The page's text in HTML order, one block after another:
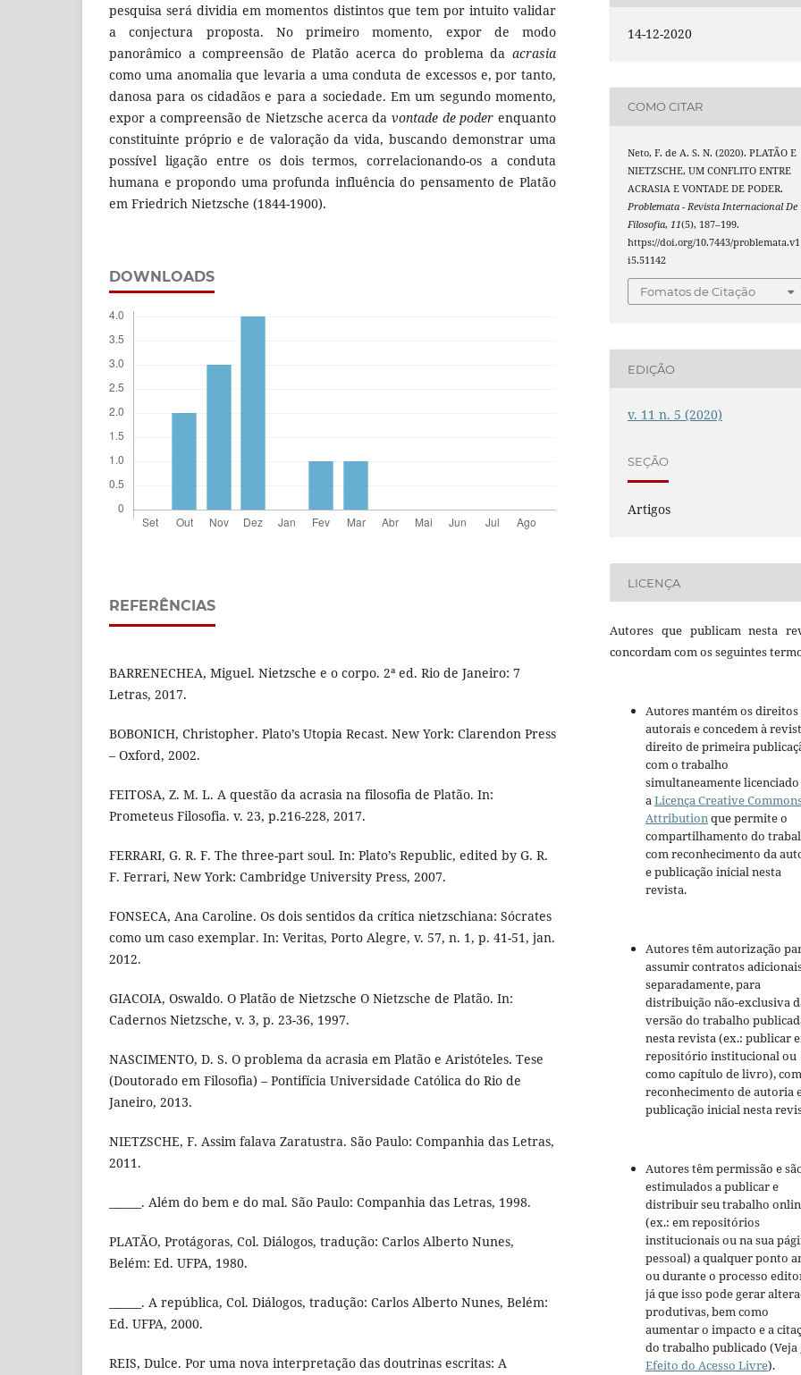
pesquisa será dividia em momentos distintos que tem por intuito validar
a conjectura proposta. No primeiro momento, expor de modo
panorâmico a compreensão de Platão acerca do problema da acrasia
como uma anomalia que levaria a uma conduta de excessos e, por tanto,
danosa para os cidadãos e para a sociedade. Em um segundo momento,
expor a compreensão de Nietzsche acerca da vontade de poderenquanto
constituinte próprio e de valoração da vida, buscando demonstrar uma
possível ligação entre os dois termos, correlacionando-os a conduta
humana e propondo uma profunda influência do pensamento de Platão
em Friedrich Nietzsche (1844-1900).
DOWNLOADS
REFERÊNCIAS
BARRENECHEA, Miguel. Nietzsche e o corpo. 2ª ed. Rio de Janeiro: 7
Letras, 2017.
BOBONICH, Christopher. Plato’s Utopia Recast. New York: Clarendon Press
– Oxford, 2002.
FEITOSA, Z. M. L. A questão da acrasia na filosofia de Platão. In:
Prometeus Filosofia. v. 23, p.216-228, 2017.
FERRARI, G. R. F. The three-part soul. In: Plato’s Republic, edited by G. R.
F. Ferrari, New York: Cambridge University Press, 2007.
FONSECA, Ana Caroline. Os dois sentidos da crítica nietzschiana: Sócrates
como um caso exemplar. In: Veritas, Porto Alegre, v. 57, n. 1, p. 41-51, jan.
2012.
GIACOIA, Oswaldo. O Platão de Nietzsche O Nietzsche de Platão. In:
Cadernos Nietzsche, v. 3, p. 23-36, 1997.
NASCIMENTO, D. S. O problema da acrasia em Platão e Aristóteles. Tese
(Doutorado em Filosofia) – Pontifícia Universidade Católica do Rio de
Janeiro, 2013.
NIETZSCHE, F. Assim falava Zaratustra. São Paulo: Companhia das Letras,
2011.
______. Além do bem e do mal. São Paulo: Companhia das Letras, 1998.
PLATÃO, Protágoras, Col. Diálogos, tradução: Carlos Alberto Nunes,
Belém: Ed. UFPA, 1980.
______. A república, Col. Diálogos, tradução: Carlos Alberto Nunes, Belém:
Ed. UFPA, 2000.
REIS, Dulce. Por uma nova interpretação das doutrinas escritas: A
14-12-2020
COMO CITAR
Neto, F. de A. S. N. (2020). PLATÃO E
NIETZSCHE, UM CONFLITO ENTRE
ACRASIA E VONTADE DE PODER.
Problemata - Revista Internacional De
Filosofia, 11(5), 187–199.
https://doi.org/10.7443/
i5.51142
Fomatos de Citação
EDIÇÃO
v. 11 n. 5 (2020)
SEÇÃO
Artigos
LICENÇA
Autores que publicam nesta
concordam com os seguintes
Autores mantém os direitos
autorais e concedem à
direito de primeira
com o trabalho
simultaneamente
aLicença Creative
Attributionque permite o
compartilhamento do
com reconhecimento da
e publicação inicial nesta
revista.
Autores têm autorização
assumir contratos
separadamente, para
distribuição não-exclusiva
versão do trabalho
nesta revista (ex.: publicar
repositório institucional ou
como capítulo de livro), com
reconhecimento de autoria
publicação inicial nesta
Autores têm permissão e
estimulados a publicar e
distribuir seu trabalho
(ex.: em repositórios
institucionais ou na sua
pessoal) a qualquer ponto
ou durante o processo
já que isso pode gerar
produtivas, bem como
aumentar o impacto e a
do trabalho publicado (Veja
Efeito do Acesso Livre).